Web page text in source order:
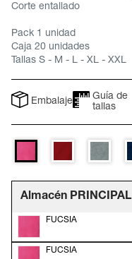
Corte entallado
Pack 1 unidad
Caja 20 unidades
Tallas S - M - L - XL - XXL
Embalaje
Guía de
tallas
Almacén PRINCIPAL
FUCSIA
FUCSIA